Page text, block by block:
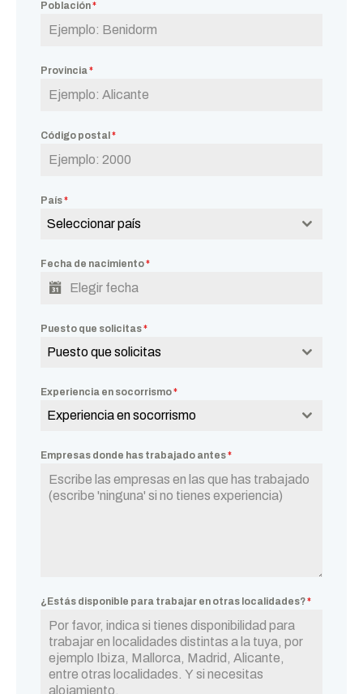
Población*
Provincia*
Código postal *
País*
Seleccionar país
Fecha de nacimiento*
Puesto que solicitas*
Puesto que solicitas
Experiencia en socorrismo*
Experiencia en socorrismo
Empresas donde has trabajado antes*
¿Estás disponible para trabajar en otras localidades?*